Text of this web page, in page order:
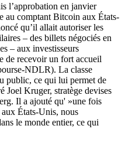
l’approbation en janvier
au comptant Bitcoin aux États-
qu’il allait autoriser les
– des billets négociés en
– aux investisseurs
de recevoir un fort accueil
NDLR). La classe
public, ce qui lui permet de
Joel Kruger, stratège devises
Il a ajouté qu' »une fois
aux États-Unis, nous
le monde entier, ce qui